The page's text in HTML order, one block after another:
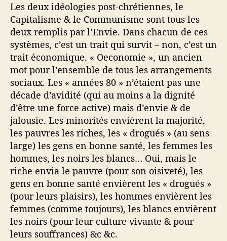
Les deux idéologies post-chrétiennes, le
Capitalisme & le Communisme sont tous les
deux remplis par l’Envie. Dans chacun de ces
systèmes, c’est un trait qui survit – non, c’est un
trait économique. « Oeconomie », un ancien
mot pour l’ensemble de tous les arrangements
sociaux. Les « années 80 » n’étaient pas une
décade d’avidité (qui au moins a la dignité
d’être une force active) mais d’envie & de
jalousie. Les minorités envièrent la majorité,
les pauvres les riches, les « drogués » (au sens
large) les gens en bonne santé, les femmes les
hommes, les noirs les blancs… Oui, mais le
riche envia le pauvre (pour son oisiveté), les
gens en bonne santé envièrent les « drogués »
(pour leurs plaisirs), les hommes envièrent les
femmes (comme toujours), les blancs envièrent
les noirs (pour leur culture vivante & pour
leurs souffrances) &c &c.